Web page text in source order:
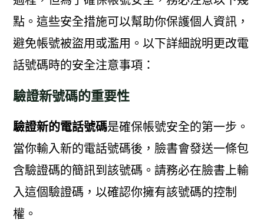
點。這些安全措施可以幫助你保護個人資訊，
避免帳號被盜用或濫用。以下詳細說明更改電
話號碼時的安全注意事項：
驗證新號碼的重要性
驗證新的電話號碼是確保帳號安全的第一步。
當你輸入新的電話號碼後，臉書會發送一條包
含驗證碼的簡訊到該號碼。請務必在臉書上輸
入這個驗證碼，以確認你擁有該號碼的控制
權。